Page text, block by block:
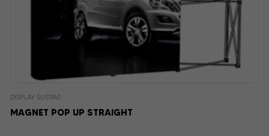
DISPLAY SUSTAVI
MAGNET POP UP STRAIGHT